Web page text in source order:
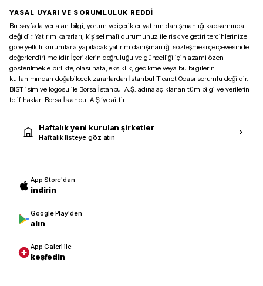
YASAL UYARI VE SORUMLULUK REDDİ
Bu sayfada yer alan bilgi, yorum ve içerikler yatırım danışmanlığı kapsamında
değildir. Yatırım kararları, kişisel mali durumunuz ile risk ve getiri tercihlerinize
göre yetkili kurumlarla yapılacak yatırım danışmanlığı sözleşmesi çerçevesinde
değerlendirilmelidir. İçeriklerin doğruluğu ve güncelliği için azami özen
gösterilmekle birlikte, olası hata, eksiklik, gecikme veya bu bilgilerin
kullanımından doğabilecek zararlardan İstanbul Ticaret Odası sorumlu değildir.
BIST isim ve logosu ile Borsa İstanbul A.Ş. adına açıklanan tüm bilgi ve verilerin
telif hakları Borsa İstanbul A.Ş.’ye aittir.
Haftalık yeni kurulan şirketler
Haftalık listeye göz atın
App Store'dan
indirin
Google Play'den
alın
App Galeri ile
keşfedin